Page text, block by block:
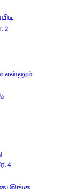
2
என்னும்
4